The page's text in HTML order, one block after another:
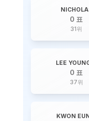
0 표
31위
LEE
0 표
37위
KWON